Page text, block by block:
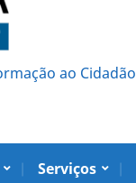
ao Cidadão
Serviços